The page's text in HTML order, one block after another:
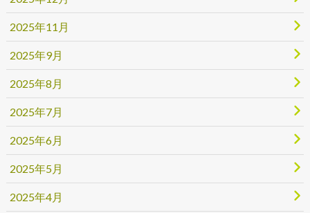
2025年11月
2025年9月
2025年8月
2025年7月
2025年6月
2025年5月
2025年4月